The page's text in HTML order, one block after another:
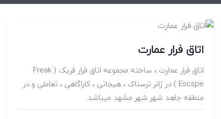
اتاق فرار عمارت
اتاق فرار عمارت ، ساخته مجموعه اتاق فرار فریک ( Freak
Escspe ) در ژانر ترسناک ، هیجانی ، کاراگاهی ، تعاملی و در
منطقه جاهد شهر شهر مشهد میباشد.